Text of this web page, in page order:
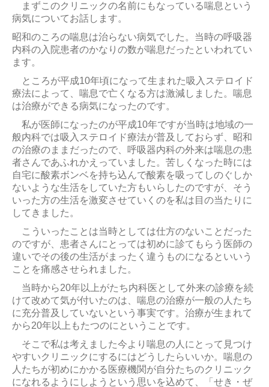
まずこのクリニックの名前にもなっている喘息という
病気についてお話します。
昭和のころの喘息は治らない病気でした。当時の呼吸器
内科の入院患者のかなりの数が喘息だったといわれてい
ます。
ところが平成10年頃になって生まれた吸入ステロイド
療法によって、喘息で亡くなる方は激減しました。喘息
は治療ができる病気になったのです。
私が医師になったのが平成10年ですが当時は地域の一
般内科では吸入ステロイド療法が普及しておらず、昭和
の治療のままだったので、呼吸器内科の外来は喘息の患
者さんであふれかえっていました。苦しくなった時には
自宅に酸素ボンベを持ち込んで酸素を吸ってしのぐしか
ないような生活をしていた方もいらしたのですが、そう
いった方の生活を激変させていくのを私は目の当たりに
してきました。
こういったことは当時としては仕方のないことだった
のですが、患者さんにとっては初めに診てもらう医師の
違いでその後の生活がまったく違うものになるといいう
ことを痛感させられました。
当時から20年以上がたち内科医として外来の診療を続
けて改めて気が付いたのは、喘息の治療が一般の人たち
に充分普及していないという事実です。治療が生まれて
から20年以上もたつのにということです。
そこで私は考えました今より喘息の人にとって見つけ
やすいクリニックにするにはどうしたらいいか。喘息の
人たちが初めにかかる医療機関が自分たちのクリニック
になれるようにしようという思いを込めて、「せき・ぜ